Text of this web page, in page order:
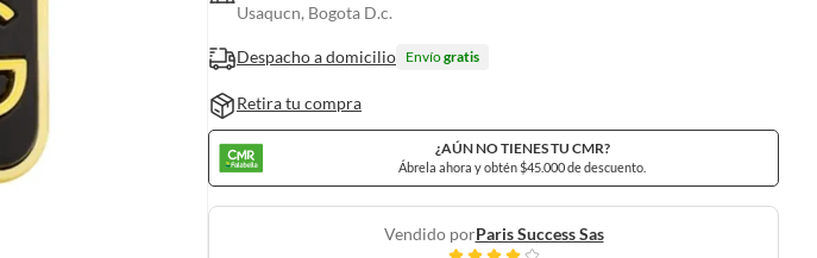
Usaqucn, Bogota D.c.
Despacho a domicilio Envíogratis
Retira tu compra
¿AÚN NO TIENES TU CMR?
Ábrela ahora y obtén $45.000 de descuento.
Vendido porParis Success Sas